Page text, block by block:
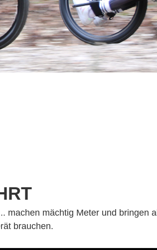
machen mächtig Meter und bringen all
brauchen.